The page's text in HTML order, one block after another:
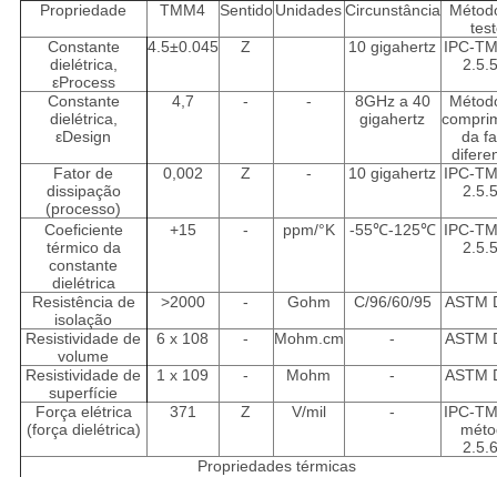
Propriedade
TMM4 SentidoUnidadesCircunstância
Constante
dielétrica,
εProcess
4.5±0.045 Z 10 gigahertz IPC-
Constante
dielétrica,
εDesign
4,7 - -
8GHz a 40
gigahertz
da
Fator de
dissipação
(processo)
0,002 Z - 10 gigahertz IPC-
Coeficiente
térmico da
constante
dielétrica
+15 - ppm/°K -55℃-125℃ IPC-
Resistência de
isolação
>2000 - Gohm C/96/60/95 ASTM
Resistividade de
volume
6 x 108 - Mohm.cm - ASTM
Resistividade de
superfície
1 x 109 - Mohm - ASTM
Força elétrica
(força dielétrica)
371 Z V/mil -
IPC-
Propriedades térmicas